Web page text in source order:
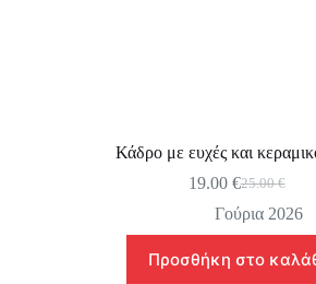
Κάδρο με ευχές και
25.00€
Original
price
was:
19.00 €Η
τρέχουσα
τιμή
19.00 €.
Γούρια 2026
Προσθήκη στο